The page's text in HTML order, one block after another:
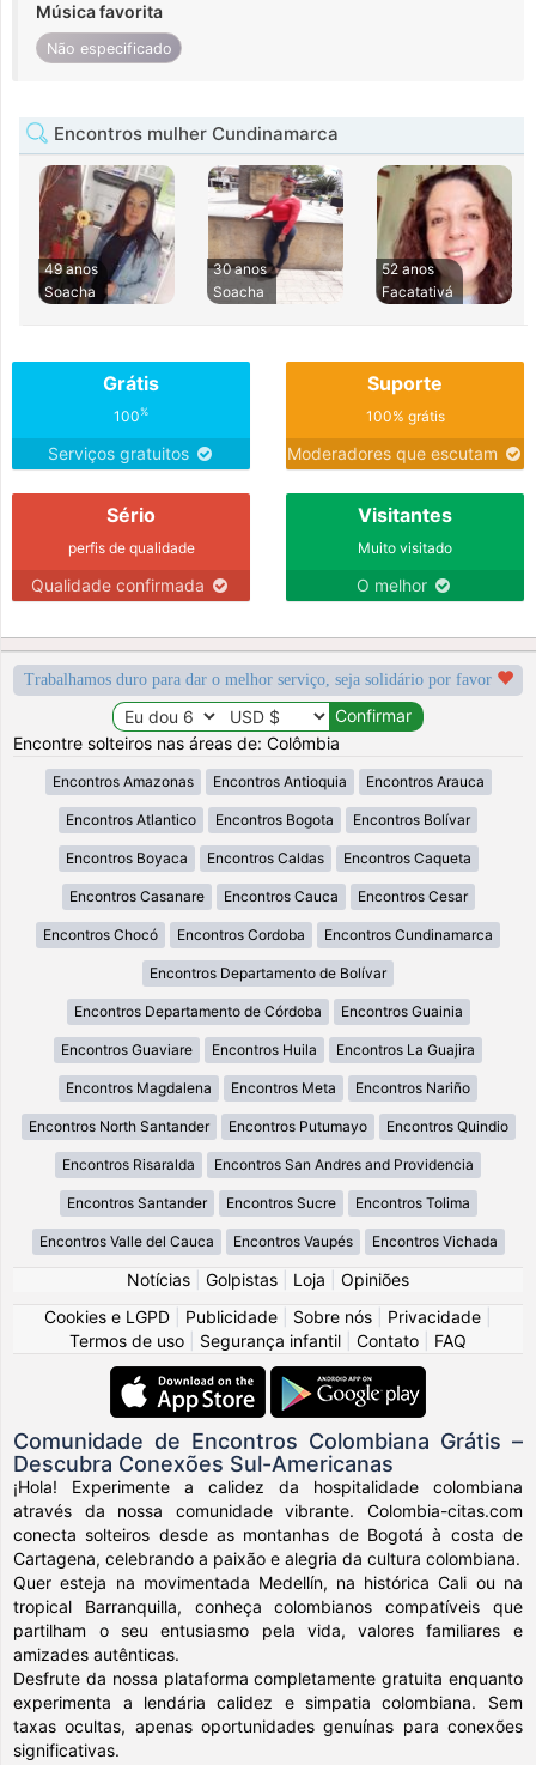
Música favorita
Não especificado
Encontros mulher Cundinamarca
49 anos
Soacha
30 anos
Soacha
52 anos
Facatativá
Grátis
100%
Serviços gratuitos
Suporte
100% grátis
Moderadores que escutam
Sério
perfis de qualidade
Qualidade confirmada
Visitantes
Muito visitado
O melhor
Trabalhamos duro para dar o melhor serviço, seja solidário por favor
Encontre solteiros nas áreas de: Colômbia
Encontros Amazonas Encontros Antioquia Encontros Arauca
Encontros Atlantico Encontros Bogota Encontros Bolívar
Encontros Boyaca Encontros Caldas Encontros Caqueta
Encontros Casanare Encontros Cauca Encontros Cesar
Encontros Chocó Encontros Cordoba Encontros Cundinamarca
Encontros Departamento de Bolívar
Encontros Departamento de Córdoba Encontros Guainia
Encontros Guaviare Encontros Huila Encontros La Guajira
Encontros Magdalena Encontros Meta Encontros Nariño
Encontros North Santander Encontros Putumayo Encontros Quindio
Encontros Risaralda Encontros San Andres and Providencia
Encontros Santander Encontros Sucre Encontros Tolima
Encontros Valle del Cauca Encontros Vaupés Encontros Vichada
Notícias Golpistas Loja
Opiniões
Cookies e LGPD
Publicidade Sobre nós Privacidade
Termos de uso
Segurança infantil Contato FAQ
Comunidade de Encontros Colombiana Grátis –
Descubra Conexões Sul-Americanas
¡Hola! Experimente a calidez da hospitalidade colombiana
através da nossa comunidade vibrante. Colombia-citas.com
conecta solteiros desde as montanhas de Bogotá à costa de
Cartagena, celebrando a paixão e alegria da cultura colombiana.
Quer esteja na movimentada Medellín, na histórica Cali ou na
tropical Barranquilla, conheça colombianos compatíveis que
partilham o seu entusiasmo pela vida, valores familiares e
amizades autênticas.
Desfrute da nossa plataforma completamente gratuita enquanto
experimenta a lendária calidez e simpatia colombiana. Sem
taxas ocultas, apenas oportunidades genuínas para conexões
significativas.